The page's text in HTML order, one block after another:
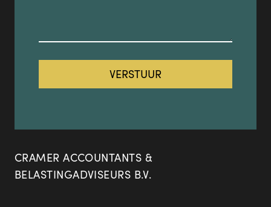
CRAMER ACCOUNTANTS &
BELASTINGADVISEURS B.V.